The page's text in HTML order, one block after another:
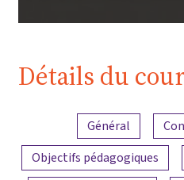
Détails du
Aperçu du contenu
Général
Objectifs pédagogiques